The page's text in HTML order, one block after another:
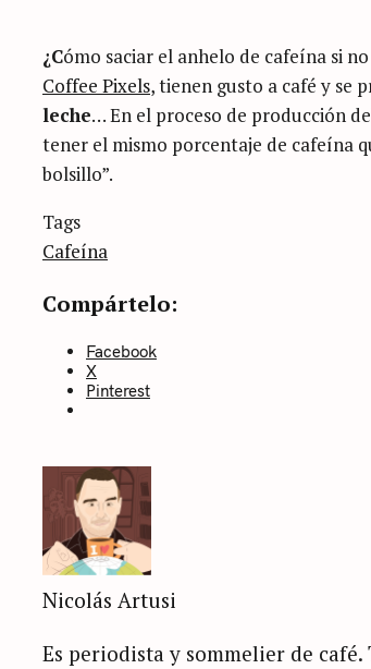
¿Cómo saciar el anhelo de cafeína si
Coffee Pixels, tienen gusto a café y se
leche… En el proceso de producción
tener el mismo porcentaje de cafeína
bolsillo”.
Categories
categoría
Tags
Cafeína
Compártelo:
Facebook
X
Pinterest
Nicolás Artusi
Es periodista y sommelier de